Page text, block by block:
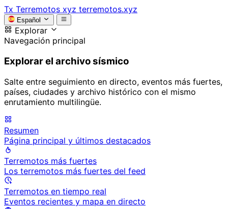
Tx Terremotos xyz terremotos.xyz
Español
Explorar
Navegación principal
Explorar el archivo sísmico
Salte entre seguimiento en directo, eventos más fuertes,
países, ciudades y archivo histórico con el mismo
enrutamiento multilingüe.
Resumen
Página principal y últimos destacados
Terremotos más fuertes
Los terremotos más fuertes del feed
Terremotos en tiempo real
Eventos recientes y mapa en directo